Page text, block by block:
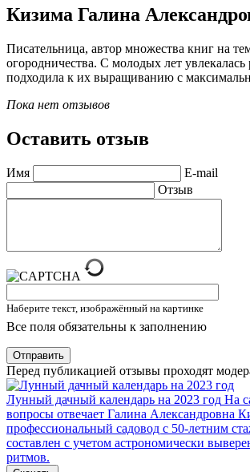
Кизима Галина
Писательница, автор множества книг на
огородничества. С молодых лет увлекалась
подходила к их выращиванию с
Пока нет отзывов
Оставить отзыв
Имя
E-mail
Отзыв
Наберите текст, изображённый на картинке
Все поля обязательны к заполнению
Отправить
Перед публикацией отзывы проходят
Лунный дачный календарь на 2023 год На
вопросы отвечает Галина Александровна
профессиональный садовод с 50-летним
составлен с учетом астрономически
ритмов.